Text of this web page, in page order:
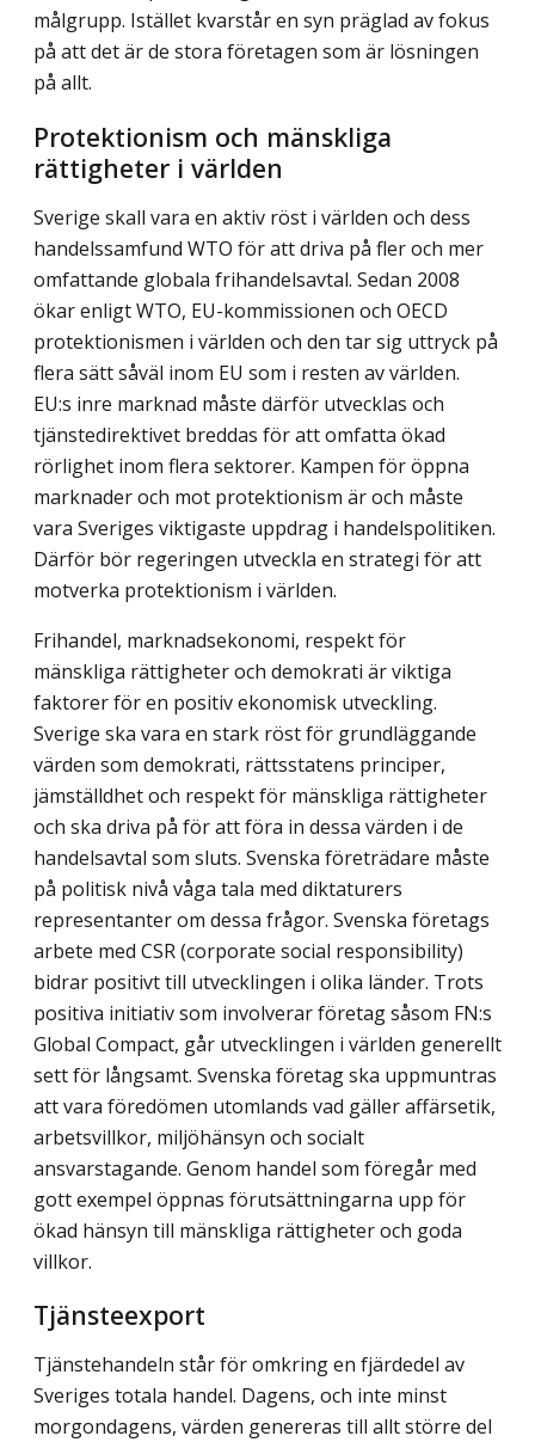
målgrupp. Istället kvarstår en syn präglad av fokus
på att det är de stora företagen som är lösningen
på allt.
Protektionism och mänskliga
rättigheter i världen
Sverige skall vara en aktiv röst i världen och dess
handelssamfund WTO för att driva på fler och mer
omfattande globala frihandelsavtal. Sedan 2008
ökar enligt WTO, EU-kommissionen och OECD
protektionismen i världen och den tar sig uttryck på
flera sätt såväl inom EU som i resten av världen.
EU:s inre marknad måste därför utvecklas och
tjänstedirektivet breddas för att omfatta ökad
rörlighet inom flera sektorer. Kampen för öppna
marknader och mot protektionism är och måste
vara Sveriges viktigaste uppdrag i handelspolitiken.
Därför bör regeringen utveckla en strategi för att
motverka protektionism i världen.
Frihandel, marknadsekonomi, respekt för
mänskliga rättigheter och demokrati är viktiga
faktorer för en positiv ekonomisk utveckling.
Sverige ska vara en stark röst för grundläggande
värden som demokrati, rättsstatens principer,
jämställdhet och respekt för mänskliga rättigheter
och ska driva på för att föra in dessa värden i de
handelsavtal som sluts. Svenska företrädare måste
på politisk nivå våga tala med diktaturers
representanter om dessa frågor. Svenska företags
arbete med CSR (corporate social responsibility)
bidrar positivt till utvecklingen i olika länder. Trots
positiva initiativ som involverar företag såsom FN:s
Global Compact, går utvecklingen i världen generellt
sett för långsamt. Svenska företag ska uppmuntras
att vara föredömen utomlands vad gäller affärsetik,
arbetsvillkor, miljöhänsyn och socialt
ansvarstagande. Genom handel som föregår med
gott exempel öppnas förutsättningarna upp för
ökad hänsyn till mänskliga rättigheter och goda
villkor.
Tjänsteexport
Tjänstehandeln står för omkring en fjärdedel av
Sveriges totala handel. Dagens, och inte minst
morgondagens, värden genereras till allt större del